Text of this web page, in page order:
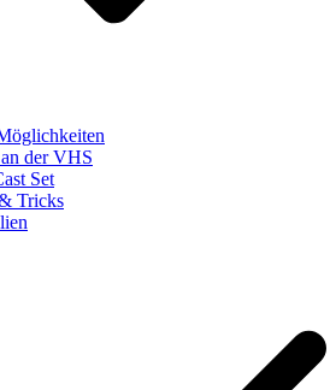
der VHS
Set
Tricks